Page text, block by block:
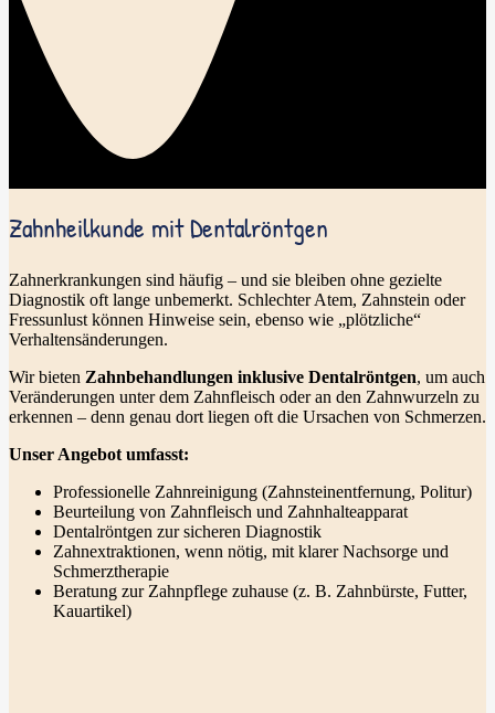
Zahnheilkunde mit Dentalröntgen
Zahnerkrankungen sind häufig – und sie bleiben ohne gezielte
Diagnostik oft lange unbemerkt. Schlechter Atem, Zahnstein oder
Fressunlust können Hinweise sein, ebenso wie „plötzliche“
Verhaltensänderungen.
Wir bieten Zahnbehandlungen inklusive Dentalröntgen, um auch
Veränderungen unter dem Zahnfleisch oder an den Zahnwurzeln zu
erkennen – denn genau dort liegen oft die Ursachen von Schmerzen.
Unser Angebot umfasst:
Professionelle Zahnreinigung (Zahnsteinentfernung, Politur)
Beurteilung von Zahnfleisch und Zahnhalteapparat
Dentalröntgen zur sicheren Diagnostik
Zahnextraktionen, wenn nötig, mit klarer Nachsorge und
Schmerztherapie
Beratung zur Zahnpflege zuhause (z. B. Zahnbürste, Futter,
Kauartikel)